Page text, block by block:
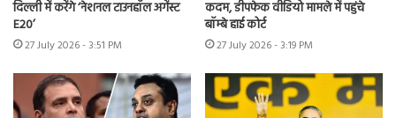
दिल्ली में करेंगे ‘नेशनल टाउनहॉल अगेंस्ट
E20’
27 July 2026 - 3:51 PM
कदम, डीपफेक वीडियो मामले में पहुंचे
बॉम्बे हाई कोर्ट
27 July 2026 - 3:19 PM